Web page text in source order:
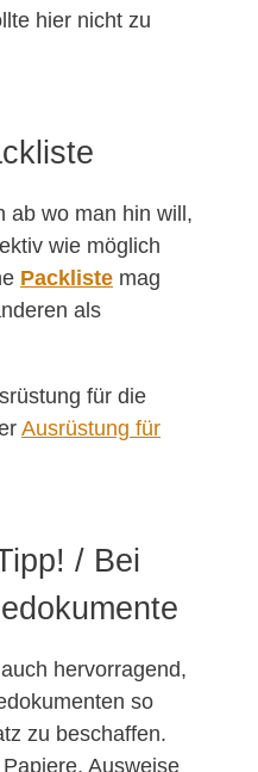
hier nicht zu
ab wo man hin will,
wie möglich
Packliste mag
als
für die
Ausrüstung für
/ Bei
hervorragend,
so
zu beschaffen.
Ausweise